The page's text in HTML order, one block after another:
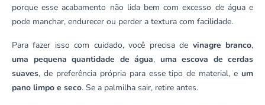
porque esse acabamento não lida bem com excesso de água e
pode manchar, endurecer ou perder a textura com facilidade.
Para fazer isso com cuidado, você precisa de vinagre branco,
uma pequena quantidade de água, uma escova de cerdas
suaves, de preferência própria para esse tipo de material, e um
pano limpo e seco. Se a palmilha sair, retire antes.